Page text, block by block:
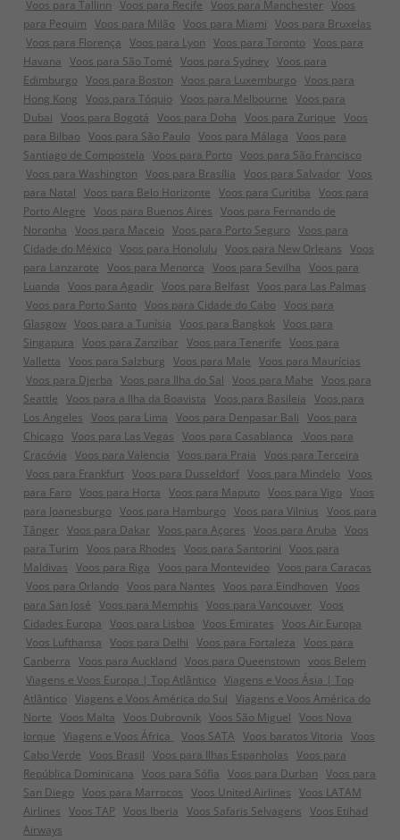
Voos para Tallinn Voos para Recife Voos para Manchester Voos
para Pequim Voos para Milão Voos para Miami Voos para Bruxelas
Voos para Florença Voos para Lyon Voos para Toronto Voos para
Havana Voos para São Tomé Voos para Sydney Voos para
Edimburgo Voos para Boston Voos para Luxemburgo Voos para
Hong Kong Voos para Tóquio Voos para Melbourne Voos para
Dubai Voos para Bogotá Voos para Doha Voos para Zurique Voos
para Bilbao Voos para São Paulo Voos para Málaga Voos para
Santiago de Compostela Voos para Porto Voos para São Francisco
Voos para Washington Voos para Brasília Voos para Salvador Voos
para Natal Voos para Belo Horizonte Voos para Curitiba Voos para
Porto Alegre Voos para Buenos Aires Voos para Fernando de
Noronha Voos para Maceio Voos para Porto Seguro Voos para
Cidade do México Voos para Honolulu Voos para New Orleans Voos
para Lanzarote Voos para Menorca Voos para Sevilha Voos para
Luanda Voos para Agadir Voos para Belfast Voos para Las Palmas
Voos para Porto Santo Voos para Cidade do Cabo Voos para
Glasgow Voos para a Tunísia Voos para Bangkok Voos para
Singapura Voos para Zanzibar Voos para Tenerife Voos para
Valletta Voos para Salzburg Voos para Male Voos para Maurícias
Voos para Djerba Voos para Ilha do Sal Voos para Mahe Voos para
Seattle Voos para a Ilha da Boavista Voos para Basileia Voos para
Los Angeles Voos para Lima Voos para Denpasar Bali Voos para
Chicago Voos para Las Vegas Voos para Casablanca
Voos para
Cracóvia Voos para Valencia Voos para Praia Voos para Terceira
Voos para Frankfurt Voos para Dusseldorf Voos para Mindelo Voos
para Faro Voos para Horta Voos para Maputo Voos para Vigo Voos
para Joanesburgo Voos para Hamburgo Voos para Vilnius Voos para
Tânger Voos para Dakar Voos para Açores Voos para Aruba Voos
para Turim Voos para Rhodes Voos para Santorini Voos para
Maldivas Voos para Riga Voos para Montevideo Voos para Caracas
Voos para Orlando Voos para Nantes Voos para Eindhoven Voos
para San José Voos para Memphis Voos para Vancouver Voos
Cidades Europa Voos para Lisboa Voos Emirates Voos Air Europa
Voos Lufthansa Voos para Delhi Voos para Fortaleza Voos para
Canberra Voos para Auckland Voos para Queenstown voos Belem
Viagens e Voos Europa | Top Atlântico Viagens e Voos Ásia | Top
Atlântico Viagens e Voos América do Sul Viagens e Voos América do
Norte Voos Malta Voos Dubrovnik Voos São Miguel Voos Nova
Iorque Viagens e Voos África Voos SATA Voos baratos Vitoria Voos
Cabo Verde Voos Brasil Voos para Ilhas Espanholas Voos para
República Dominicana Voos para Sófia Voos para Durban Voos para
San Diego Voos para Marrocos Voos United Airlines Voos LATAM
Airlines Voos TAP Voos Iberia Voos Safaris Selvagens Voos Etihad
Airways